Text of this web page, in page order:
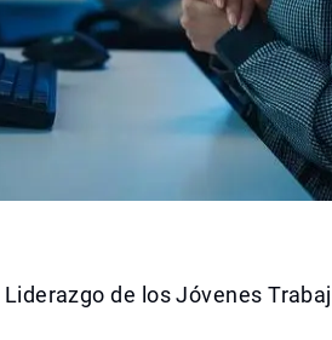
de los Jóvenes